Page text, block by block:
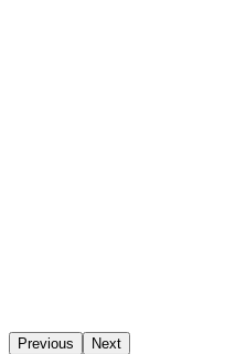
Previous Next